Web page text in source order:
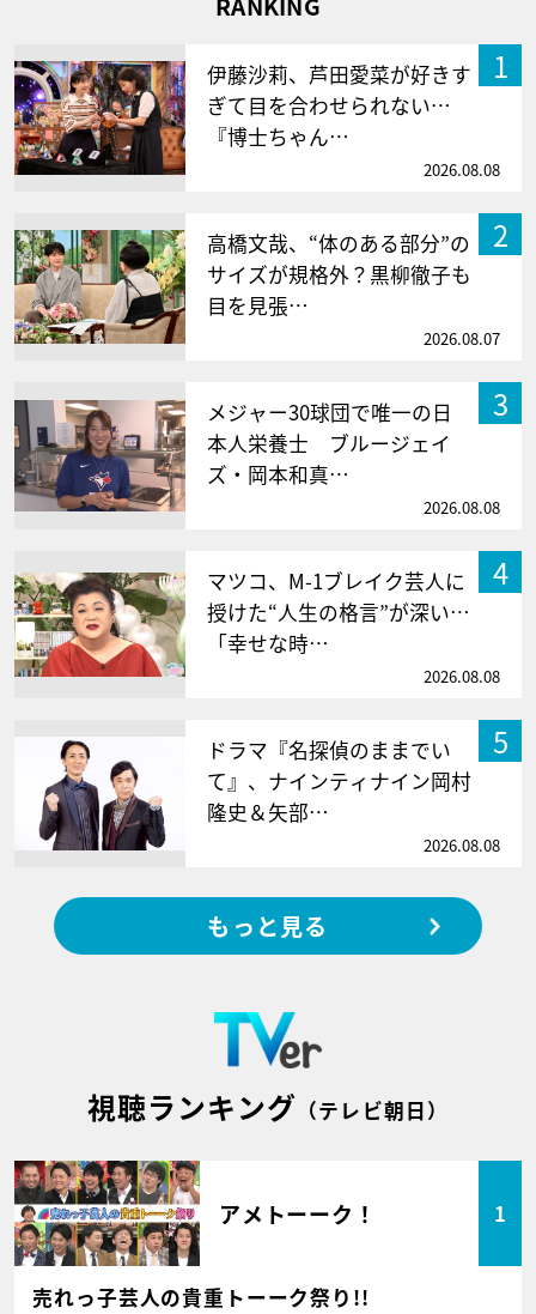
1
伊藤沙莉、芦田愛菜が好きす
ぎて目を合わせられない…
『博士ちゃん…
2026.08.08
2
高橋文哉、“体のある部分”の
サイズが規格外？黒柳徹子も
目を見張…
2026.08.07
3
メジャー30球団で唯一の日
本人栄養士 ブルージェイ
ズ・岡本和真…
2026.08.08
4
マツコ、M-1ブレイク芸人に
授けた“人生の格言”が深い…
「幸せな時…
2026.08.08
5
ドラマ『名探偵のままでい
て』、ナインティナイン岡村
隆史＆矢部…
2026.08.08
もっと見る
視聴ランキング （テレビ朝日）
アメトーーク！ 1
売れっ子芸人の貴重トーーク祭り!!